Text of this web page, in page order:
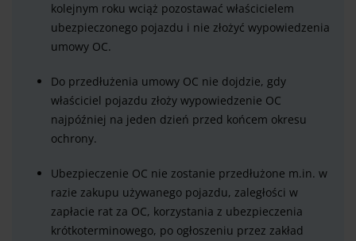
kolejnym roku wciąż pozostawać właścicielem
ubezpieczonego pojazdu i nie złożyć wypowiedzenia
umowy OC.
Do przedłużenia umowy OC nie dojdzie, gdy
właściciel pojazdu złoży wypowiedzenie OC
najpóźniej na jeden dzień przed końcem okresu
ochrony.
Ubezpieczenie OC nie zostanie przedłużone m.in. w
razie zakupu używanego pojazdu, zaległości w
zapłacie rat za OC, korzystania z ubezpieczenia
krótkoterminowego, po ogłoszeniu przez zakład